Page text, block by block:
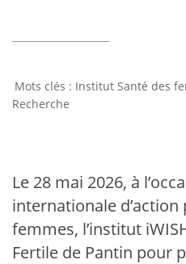
Institut Santé des
Recherche
Le 28 mai 2026, à
internationale
femmes, l’institut
Fertile de Pantin pour